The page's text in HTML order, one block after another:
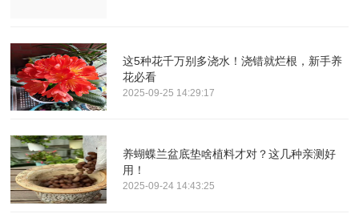
这5种花千万别多浇水！浇错就烂根，新手养
花必看
2025-09-25 14:29:17
养蝴蝶兰盆底垫啥植料才对？这几种亲测好
用！
2025-09-24 14:43:25